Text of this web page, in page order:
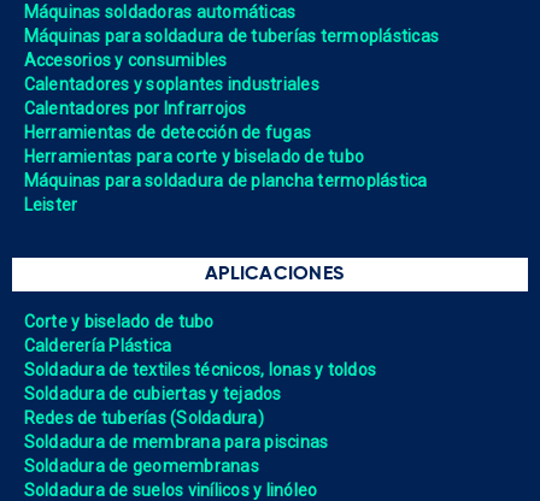
Máquinas soldadoras automáticas
Máquinas para soldadura de tuberías termoplásticas
Accesorios y consumibles
Calentadores y soplantes industriales
Calentadores por Infrarrojos
Herramientas de detección de fugas
Herramientas para corte y biselado de tubo
Máquinas para soldadura de plancha termoplástica
Leister
APLICACIONES
Corte y biselado de tubo
Calderería Plástica
Soldadura de textiles técnicos, lonas y toldos
Soldadura de cubiertas y tejados
Redes de tuberías (Soldadura)
Soldadura de membrana para piscinas
Soldadura de geomembranas
Soldadura de suelos vinílicos y linóleo